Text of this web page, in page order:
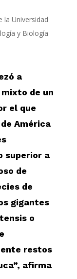
la Universidad
y Biología
a
de un
el que
América
superior a
de
de
gigantes
o
restos
afirma